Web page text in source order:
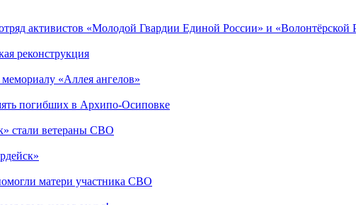
активистов «Молодой Гвардии Единой России» и «Волонтёрской
реконструкция
«Аллея ангелов»
погибших в Архипо-Осиповке
стали ветераны СВО
матери участника СВО